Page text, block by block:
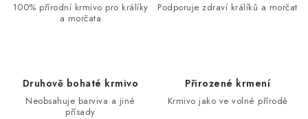
100% přírodní krmivo pro králíky
a morčata
Podporuje zdraví králíků a morčat
Druhově bohaté krmivo
Neobsahuje barviva a jiné
přísady
Přirozené krmení
Krmivo jako ve volné přírodě